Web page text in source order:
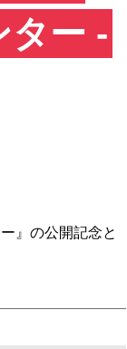
ター -
』の公開記念と